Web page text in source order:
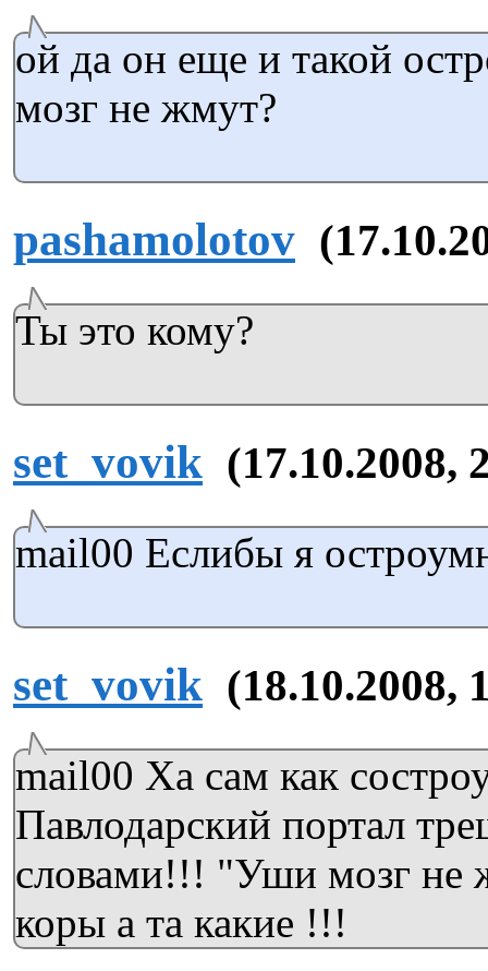
ой да он еще и такой
мозг не жмут?
pashamolotov
Ты это кому?
set_vovik (17.10.2008,
mail00 Еслибы я
set_vovik (18.10.2008,
mail00 Ха сам как
Павлодарский портал
словами!!! "Уши мозг не
коры а та какие !!!